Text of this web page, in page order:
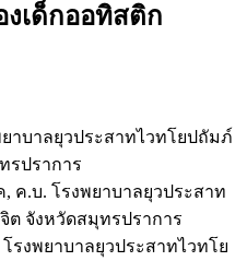
งเด็กออทิสติก
าบาลยุวประสาทไวทโยปถัมภ์
รปราการ
ค.บ. โรงพยาบาลยุวประสาท
จังหวัดสมุทรปราการ
โรงพยาบาลยุวประสาทไวทโย